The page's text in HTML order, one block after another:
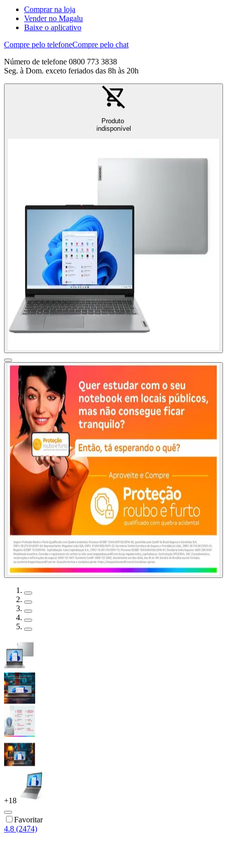
Comprar na loja
Vender no Magalu
Baixe o aplicativo
Compre pelo telefoneCompre pelo chat
Número de telefone 0800 773 3838
Seg. à Dom. exceto feriados das 8h às 20h
Produto
indisponível
+18
Favoritar
4.8 (2474)